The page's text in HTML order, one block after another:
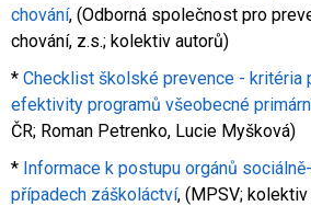
chování, (Odborná společnost pro
chování, z.s.; kolektiv autorů)
* Checklist školské prevence - kritéria
efektivity programů všeobecné
ČR; Roman Petrenko, Lucie Myšková)
* Informace k postupu orgánů
případech záškoláctví, (MPSV;